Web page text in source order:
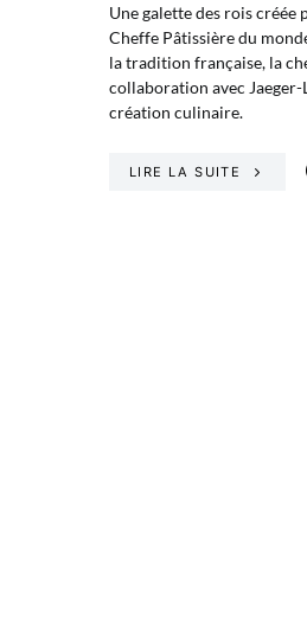
Une galette des rois
Cheffe Pâtissière du
la tradition française, la
collaboration avec
création culinaire.
LIRE LA SUITE